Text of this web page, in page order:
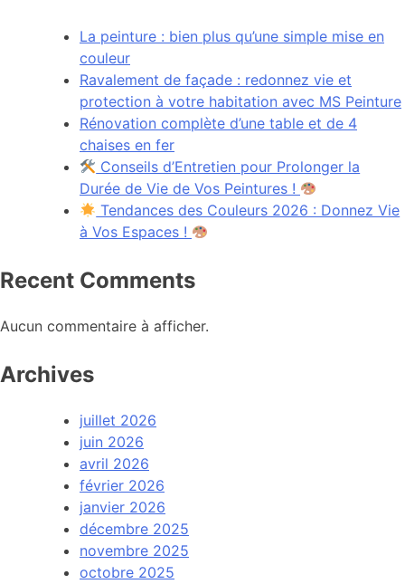
La peinture : bien plus qu’une simple mise en
couleur
Ravalement de façade : redonnez vie et
protection à votre habitation avec MS Peinture
Rénovation complète d’une table et de 4
chaises en fer
Conseils d’Entretien pour Prolonger la
Durée de Vie de Vos Peintures !
Tendances des Couleurs 2026 : Donnez Vie
à Vos Espaces !
Recent Comments
Aucun commentaire à afficher.
Archives
juillet 2026
juin 2026
avril 2026
février 2026
janvier 2026
décembre 2025
novembre 2025
octobre 2025